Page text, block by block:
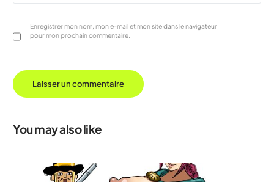
Enregistrer mon nom, mon e-mail et mon site dans le navigateur
pour mon prochain commentaire.
You may also like